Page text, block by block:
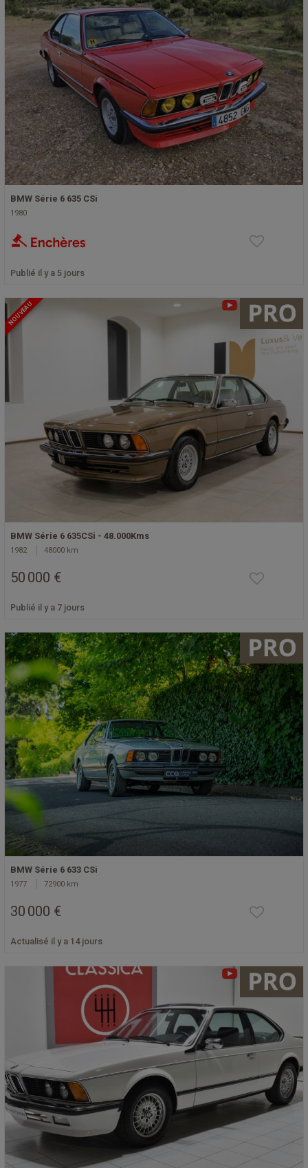
BMW Série 6 635 CSi
1980
Publié il y a 5 jours
NOUVEAU
BMW Série 6 635CSi - 48.000Kms
1982 48000 km
50 000 €
Publié il y a 7 jours
BMW Série 6 633 CSi
1977 72900 km
30 000 €
Actualisé il y a 14 jours